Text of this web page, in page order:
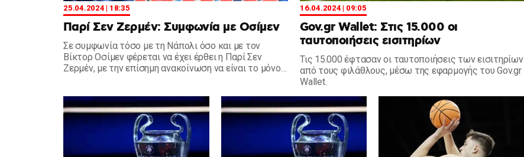
25.04.2024 | 18:35
Παρί Σεν Ζερμέν: Συμφωνία με Οσίμεν
Σε συμφωνία τόσο με τη Νάπολι όσο και με τον
Βίκτορ Οσίμεν φέρεται να έχει έρθει η Παρί Σεν
Ζερμέν, με την επίσημη ανακοίνωση να είναι το μόνο
16.04.2024 | 09:05
Gov.gr Wallet: Στις 15.000 οι
ταυτοποιήσεις εισιτηρίων
Τις 15.000 έφτασαν οι ταυτοποιήσεις των εισιτηρίων
από τους φιλάθλους, μέσω της εφαρμογής του Gov.gr
Wallet.